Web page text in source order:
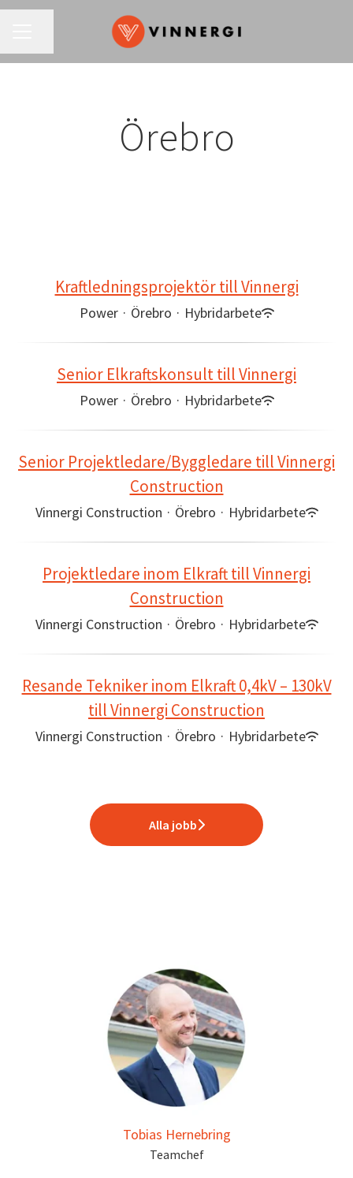
Örebro
Kraftledningsprojektör till Vinnergi
Power · Örebro · Hybridarbete
Senior Elkraftskonsult till Vinnergi
Power · Örebro · Hybridarbete
Senior Projektledare/Byggledare till Vinnergi
Construction
Vinnergi Construction · Örebro · Hybridarbete
Projektledare inom Elkraft till Vinnergi
Construction
Vinnergi Construction · Örebro · Hybridarbete
Resande Tekniker inom Elkraft 0,4kV – 130kV
till Vinnergi Construction
Vinnergi Construction · Örebro · Hybridarbete
Alla jobb
Tobias Hernebring
Teamchef